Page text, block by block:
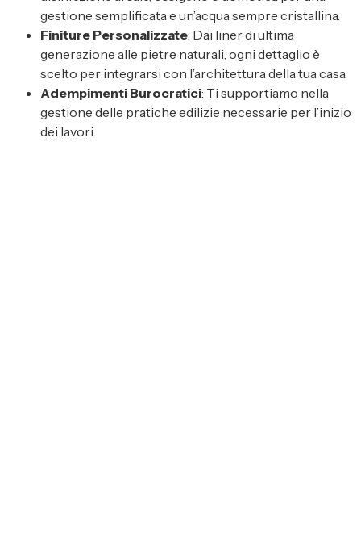
gestione semplificata e un’acqua sempre cristallina.
Finiture Personalizzate: Dai liner di ultima
generazione alle pietre naturali, ogni dettaglio è
scelto per integrarsi con l’architettura della tua casa.
Adempimenti Burocratici: Ti supportiamo nella
gestione delle pratiche edilizie necessarie per l’inizio
dei lavori.